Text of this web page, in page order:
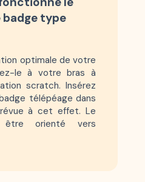
type
optimale de votre
le à votre bras à
scratch. Insérez
télépéage dans
à cet effet. Le
orienté vers